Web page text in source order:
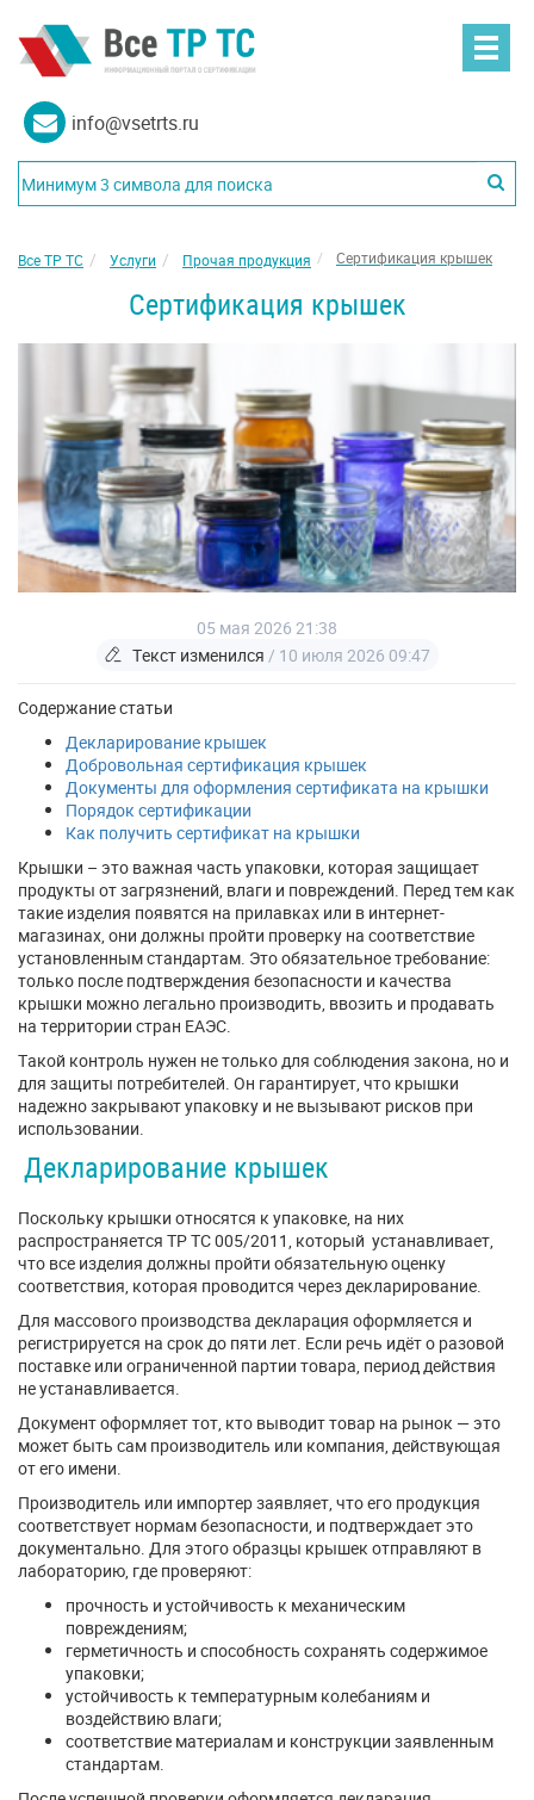
info@vsetrts.ru
Все ТР ТС Услуги Прочая продукция Сертификация крышек
Сертификация крышек
05 мая 2026 21:38
Текст изменился / 10 июля 2026 09:47
Содержание статьи
Декларирование крышек
Добровольная сертификация крышек
Документы для оформления сертификата на крышки
Порядок сертификации
Как получить сертификат на крышки
Крышки – это важная часть упаковки, которая защищает
продукты от загрязнений, влаги и повреждений. Перед тем как
такие изделия появятся на прилавках или в интернет-
магазинах, они должны пройти проверку на соответствие
установленным стандартам. Это обязательное требование:
только после подтверждения безопасности и качества
крышки можно легально производить, ввозить и продавать
на территории стран ЕАЭС.
Такой контроль нужен не только для соблюдения закона, но и
для защиты потребителей. Он гарантирует, что крышки
надежно закрывают упаковку и не вызывают рисков при
использовании.
Декларирование крышек
Поскольку крышки относятся к упаковке, на них
распространяется ТР ТС 005/2011, который устанавливает,
что все изделия должны пройти обязательную оценку
соответствия, которая проводится через декларирование.
Для массового производства декларация оформляется и
регистрируется на срок до пяти лет. Если речь идёт о разовой
поставке или ограниченной партии товара, период действия
не устанавливается.
Документ оформляет тот, кто выводит товар на рынок — это
может быть сам производитель или компания, действующая
от его имени.
Производитель или импортер заявляет, что его продукция
соответствует нормам безопасности, и подтверждает это
документально. Для этого образцы крышек отправляют в
лабораторию, где проверяют:
прочность и устойчивость к механическим
повреждениям;
герметичность и способность сохранять содержимое
упаковки;
устойчивость к температурным колебаниям и
воздействию влаги;
соответствие материалам и конструкции заявленным
стандартам.